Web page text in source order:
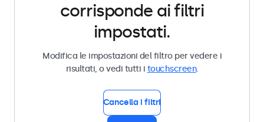
corrisponde ai filtri
impostati.
Modifica le impostazioni del filtro per vedere i
risultati, o vedi tutti i touchscreen.
Cancella i filtri